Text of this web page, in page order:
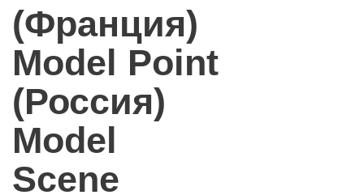
(Франция)
Model Point
(Россия)
Model
Scene